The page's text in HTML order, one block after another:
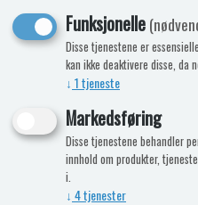
Funksjonelle
Disse tjenestene er
kan ikke deaktivere disse, da
↓ 1tjeneste
Markedsføring
Disse tjenestene behandler
innhold om produkter,
i.
↓ 4tjenester